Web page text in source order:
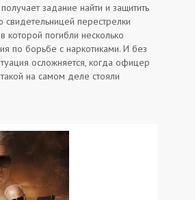
задание найти и защитить
перестрелки
которой погибли несколько
по борьбе с наркотиками. И без
осложняется, когда офицер
на самом деле стояли